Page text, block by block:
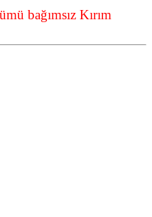
bağımsız Kırım